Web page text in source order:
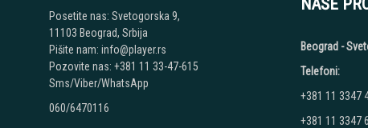
Posetite nas: Svetogorska 9,
11103 Beograd, Srbija
Pišite nam: info@player.rs
Pozovite nas: +381 11 33-47-615
Sms/Viber/WhatsApp
060/6470116
NAŠE
Beograd -
Telefoni:
+381 11 3347
+381 11 3347